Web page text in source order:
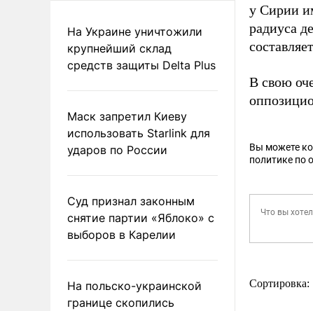
На Украине уничтожили
крупнейший склад
средств защиты Delta Plus
Маск запретил Киеву
использовать Starlink для
ударов по России
Суд признал законным
снятие партии «Яблоко» с
выборов в Карелии
На польско-украинской
границе скопились
у Сирии
радиуса
В свою
Вы можете
политике по
Сортировка: